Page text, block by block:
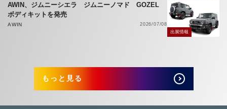
AWIN、ジムニーシエラ ジムニーノマド GOZEL
ボディキットを発売
AWIN
2026/07/08
出展情報
もっと見る